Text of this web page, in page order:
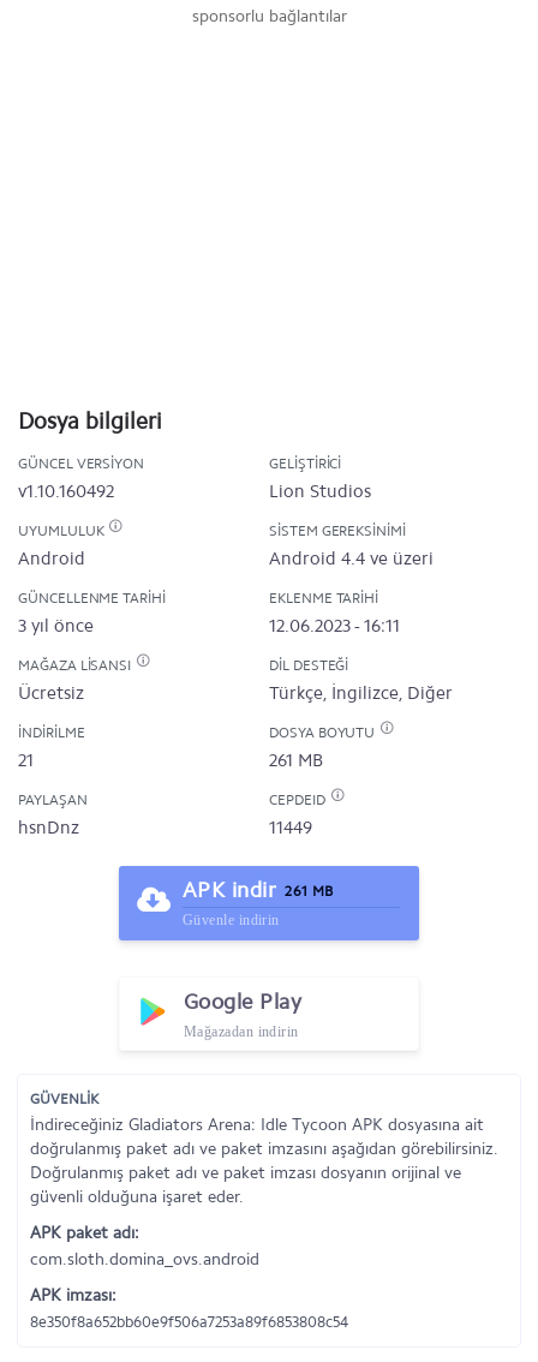
sponsorlu bağlantılar
Dosya bilgileri
GÜNCEL VERSIYON
v1.10.160492
GELIŞTIRICI
Lion Studios
UYUMLULUK
Android
SISTEM GEREKSINIMI
Android 4.4 ve üzeri
GÜNCELLENME TARIHI
3 yıl önce
EKLENME TARIHI
12.06.2023 - 16:11
MAĞAZA LISANSI
Ücretsiz
DIL DESTEĞI
Türkçe, İngilizce, Diğer
İNDIRILME
21
DOSYA BOYUTU
261 MB
PAYLAŞAN
hsnDnz
CEPDEID
11449
APK indir 261 MB
Güvenle indirin
Google Play
Mağazadan indirin
GÜVENLİK
İndireceğiniz Gladiators Arena: Idle Tycoon APK dosyasına ait
doğrulanmış paket adı ve paket imzasını aşağıdan görebilirsiniz.
Doğrulanmış paket adı ve paket imzası dosyanın orijinal ve
güvenli olduğuna işaret eder.
APK paket adı:
com.sloth.domina_ovs.android
APK imzası:
8e350f8a652bb60e9f506a7253a89f6853808c54